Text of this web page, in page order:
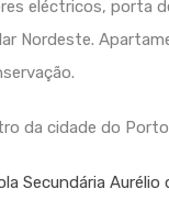
eléctricos, porta
Nordeste.
da cidade do
Secundária Aurélio